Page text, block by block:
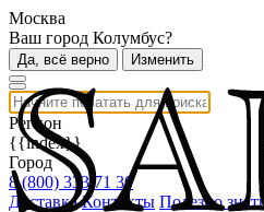
Москва
Ваш город Колумбус?
Да, всё верно Изменить
Регион
{{index}}
Город
8 (800) 333 71 30
Доставка Контакты Полезно знать